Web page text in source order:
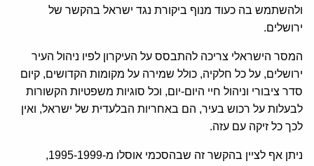
ולהשתמש בה כעוד מנוף ביקורת נגד ישראל בהקשר של
ירושלים.
המסר הישראלי צריכה להתבסס על העיקרון לפיו ניהול העיר
ירושלים, על כל חלקיה, כולל שמירה על מקומות הקדושים, קיום
סדר ציבורי וניהול חיי היום-יום, וכל סוגיות משפטיות הקשורות
לבעלות על רכוש בעיר, הם באחריות הבלעדית של ישראל, ואין
לכך כל זיקה עם עזה.
ניתן אף לציין בהקשר זה שבהסכמי אוסלו מ-1995-1999,